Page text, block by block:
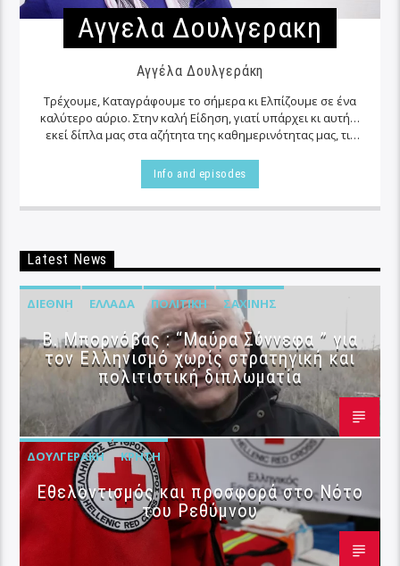
Αγγελα Δουλγερακη
Αγγέλα Δουλγεράκη
Τρέχουμε, Καταγράφουμε το σήμερα κι Ελπίζουμε σε ένα
καλύτερο αύριο. Στην καλή Είδηση, γιατί υπάρχει κι αυτή…
εκεί δίπλα μας στα αζήτητα της καθημερινότητας μας, τις
Info and episodes
Latest News
ΔΙΕΘΝΉ ΕΛΛΆΔΑ ΠΟΛΙΤΙΚΉ ΣΑΧΊΝΗΣ
B. Μπορνόβας : “Μαύρα Σύννεφα ” για
τον Ελληνισμό χωρίς στρατηγική και
πολιτιστική διπλωματία
ΔΟΥΛΓΕΡΆΚΗ ΚΡΉΤΗ
Εθελοντισμός και προσφορά στο Νότο
του Ρεθύμνου